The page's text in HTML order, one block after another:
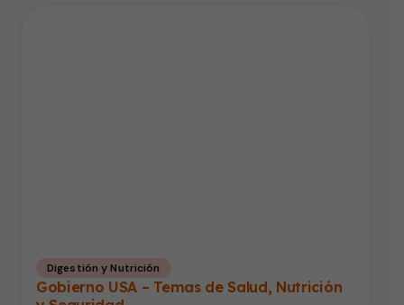
Digestión y Nutrición
Gobierno USA – Temas de Salud, Nutrición